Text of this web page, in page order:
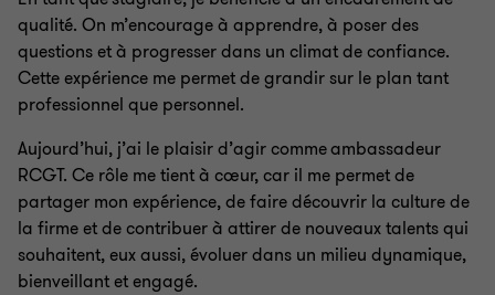
qualité. On m’encourage à apprendre, à poser des
questions et à progresser dans un climat de confiance.
Cette expérience me permet de grandir sur le plan tant
professionnel que personnel.
Aujourd’hui, j’ai le plaisir d’agir comme ambassadeur
RCGT. Ce rôle me tient à cœur, car il me permet de
partager mon expérience, de faire découvrir la culture de
la firme et de contribuer à attirer de nouveaux talents qui
souhaitent, eux aussi, évoluer dans un milieu dynamique,
bienveillant et engagé.